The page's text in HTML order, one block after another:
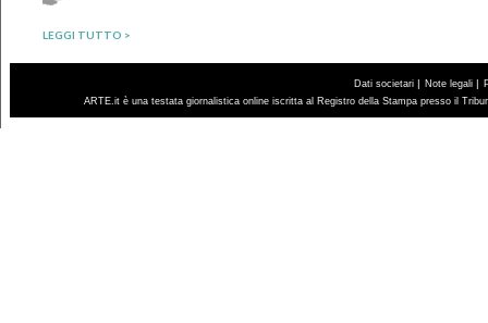
LEGGI TUTTO >
Dati societari | Note legali |
ARTE.it è una testata giornalistica online iscritta al Registro della Stampa presso il